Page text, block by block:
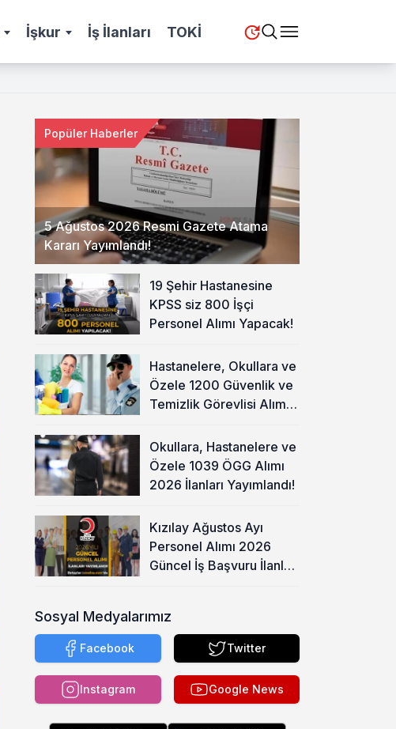
İşkur İş İlanları TOKİ
5 Ağustos 2026 Resmi Gazete Atama
Kararı Yayımlandı!
Popüler Haberler
19 Şehir Hastanesine
KPSS siz 800 İşçi
Personel Alımı Yapacak!
Hastanelere, Okullara ve
Özele 1200 Güvenlik ve
Temizlik Görevlisi Alımı
Okullara, Hastanelere ve
Özele 1039 ÖGG Alımı
2026 İlanları Yayımlandı!
Kızılay Ağustos Ayı
Personel Alımı 2026
Güncel İş Başvuru İlanları
Sosyal Medyalarımız
Facebook Twitter
Instagram Google News